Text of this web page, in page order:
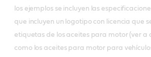
los ejemplos se incluyen las
que incluyen un logotipo con licencia que
etiquetas de los aceites para motor (ver a
como los aceites para motor para